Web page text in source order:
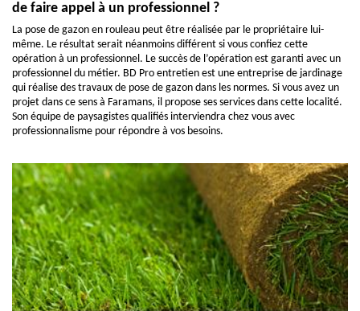
de faire appel à un professionnel ?
La pose de gazon en rouleau peut être réalisée par le propriétaire lui-
même. Le résultat serait néanmoins différent si vous confiez cette
opération à un professionnel. Le succès de l’opération est garanti avec un
professionnel du métier. BD Pro entretien est une entreprise de jardinage
qui réalise des travaux de pose de gazon dans les normes. Si vous avez un
projet dans ce sens à Faramans, il propose ses services dans cette localité.
Son équipe de paysagistes qualifiés interviendra chez vous avec
professionnalisme pour répondre à vos besoins.